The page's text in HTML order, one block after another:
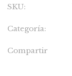
SKU:
Categoría:
Compartir